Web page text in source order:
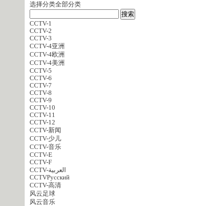
选择分类全部分类
CCTV-1
CCTV-2
CCTV-3
CCTV-4亚洲
CCTV-4欧洲
CCTV-4美洲
CCTV-5
CCTV-6
CCTV-7
CCTV-8
CCTV-9
CCTV-10
CCTV-11
CCTV-12
CCTV-新闻
CCTV-少儿
CCTV-音乐
CCTV-E
CCTV-F
CCTV-العربية
CCTVPусский
CCTV-高清
风云足球
风云音乐